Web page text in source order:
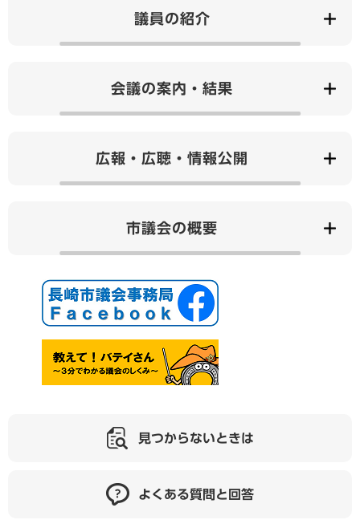
議員の紹介
会議の案内・結果
広報・広聴・情報公開
市議会の概要
見つからないときは
よくある質問と回答